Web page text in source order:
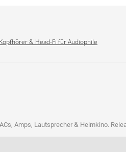
& Head-Fi für Audiophile
Amps, Laut­spre­cher & Heim­ki­no.